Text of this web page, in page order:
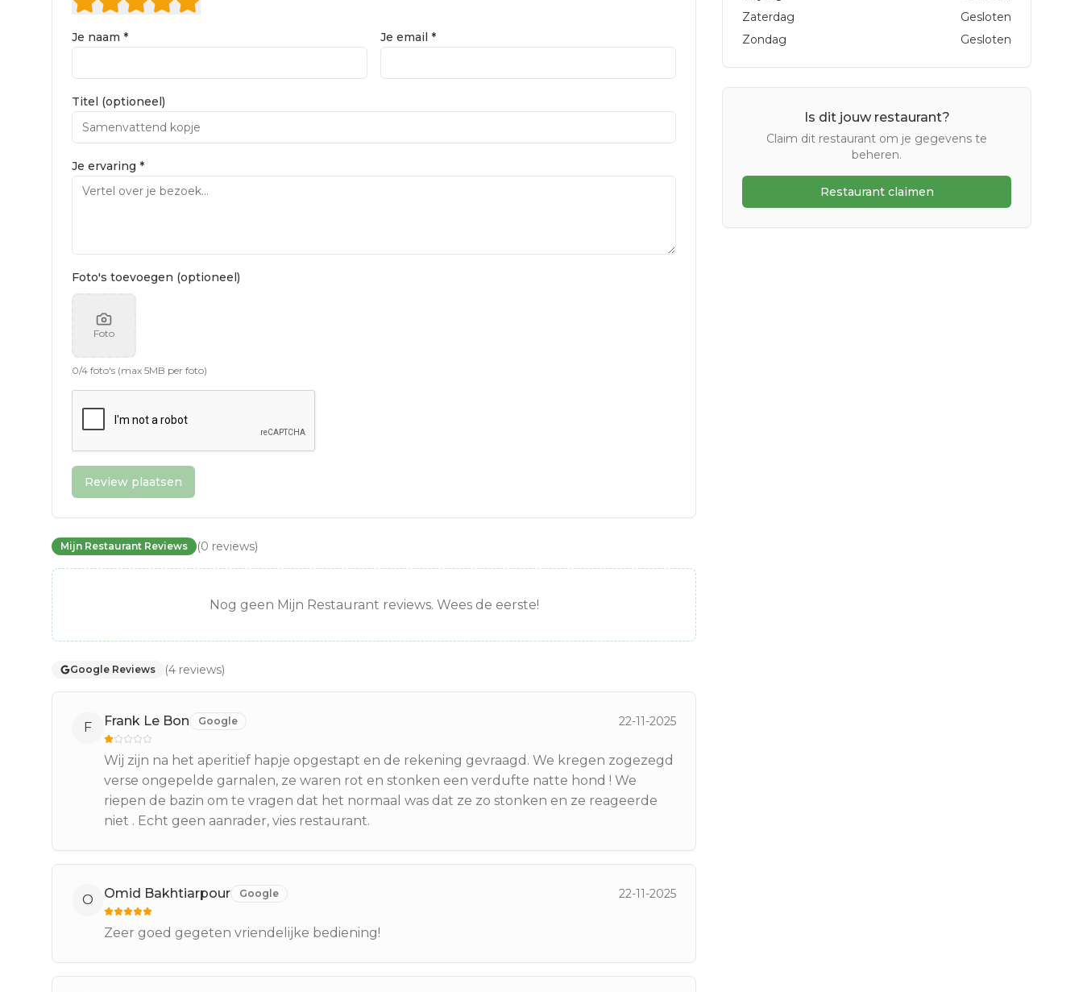
Je naam * Je email *
Titel (optioneel)
Je ervaring *
Foto's toevoegen (optioneel)
Foto
0/4 foto's (max 5MB per foto)
Review plaatsen
Mijn Restaurant Reviews (0 reviews)
Nog geen Mijn Restaurant reviews. Wees de eerste!
Google Reviews (4 reviews)
F Frank Le Bon Google 22-11-2025
Wij zijn na het aperitief hapje opgestapt en de rekening gevraagd. We kregen zogezegd
verse ongepelde garnalen, ze waren rot en stonken een verdufte natte hond ! We
riepen de bazin om te vragen dat het normaal was dat ze zo stonken en ze reageerde
niet . Echt geen aanrader, vies restaurant.
O Omid Bakhtiarpour Google 22-11-2025
Zeer goed gegeten vriendelijke bediening!
Zaterdag
Gesloten
Zondag
Gesloten
Is dit jouw restaurant?
Claim dit restaurant om je gegevens te
beheren.
Restaurant claimen